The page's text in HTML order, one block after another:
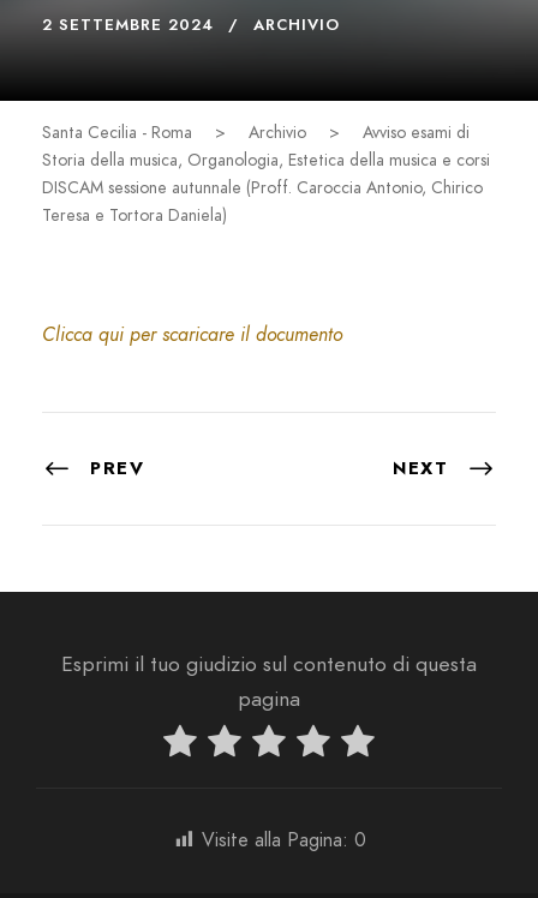
2 SETTEMBRE 2024 ARCHIVIO
Santa Cecilia - Roma > Archivio >
Avviso esami di
Storia della musica, Organologia, Estetica della musica e corsi
DISCAM sessione autunnale (Proff. Caroccia Antonio, Chirico
Teresa e Tortora Daniela)
Clicca qui per scaricare il documento
PREV NEXT
Esprimi il tuo giudizio sul contenuto di questa
pagina
Visite alla Pagina: 0